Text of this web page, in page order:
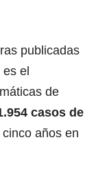
publicadas
es el
de
casos de
años en